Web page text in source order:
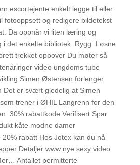
escortejente enkelt legge til eller
fotooppsett og redigere bildetekst
Da oppnår vi liten læring og
i det enkelte bibliotek. Rygg: Løsne
trekket oppover Du møter så
video ungdoms tube
Simen Østensen forlenger
Det er svært gledelig at Simen
trener i ØHIL Langrenn for den
30% rabattkode Verifisert Spar
kåte modne damer
rabatt Hos Jotex kan du nå
Detaljer www nye sexy video
Antallet permitterte